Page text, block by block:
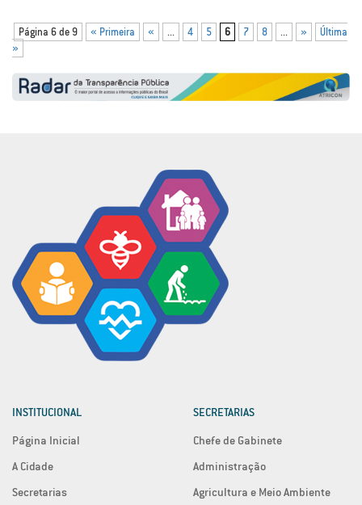
Página 6 de 9 « Primeira « ... 4 5 6 7 8 ... »
Última
»
INSTITUCIONAL
Página Inicial
A Cidade
Secretarias
SECRETARIAS
Chefe de Gabinete
Administração
Agricultura e Meio Ambiente